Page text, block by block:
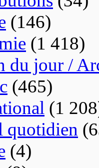
(146)
(1 418)
du jour /
(465)
(1
quotidien
(4)